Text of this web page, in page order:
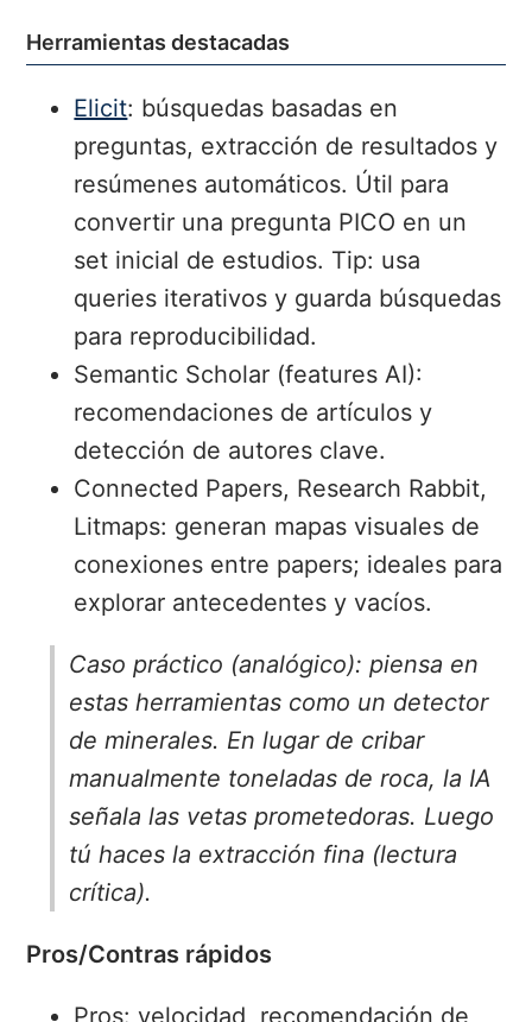
Herramientas destacadas
Elicit: búsquedas basadas en
preguntas, extracción de resultados y
resúmenes automáticos. Útil para
convertir una pregunta PICO en un
set inicial de estudios. Tip: usa
queries iterativos y guarda búsquedas
para reproducibilidad.
Semantic Scholar (features AI):
recomendaciones de artículos y
detección de autores clave.
Connected Papers, Research Rabbit,
Litmaps: generan mapas visuales de
conexiones entre papers; ideales para
explorar antecedentes y vacíos.
Caso práctico (analógico): piensa en
estas herramientas como un detector
de minerales. En lugar de cribar
manualmente toneladas de roca, la IA
señala las vetas prometedoras. Luego
tú haces la extracción fina (lectura
crítica).
Pros/Contras rápidos
Pros: velocidad, recomendación de